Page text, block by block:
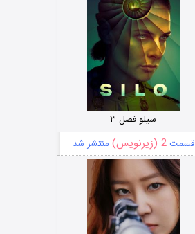
سیلو فصل ۳
قسمت2 (زیرنویس) منتشر شد